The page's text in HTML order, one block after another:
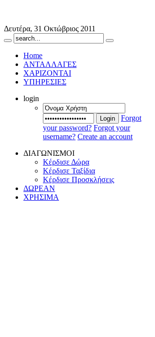
Δευτέρα, 31 Οκτώβριος 2011
Home
ΑΝΤΑΛΛΑΓΕΣ
ΧΑΡΙΖΟΝΤΑΙ
ΥΠΗΡΕΣΙΕΣ
login
Login
Forgot
your password? Forgot your
username? Create an account
ΔΙΑΓΩΝΙΣΜΟΙ
Κέρδισε Δώρα
Κέρδισε Ταξίδια
Κέρδισε Προσκλήσεις
ΔΩΡΕΑΝ
ΧΡΗΣΙΜΑ